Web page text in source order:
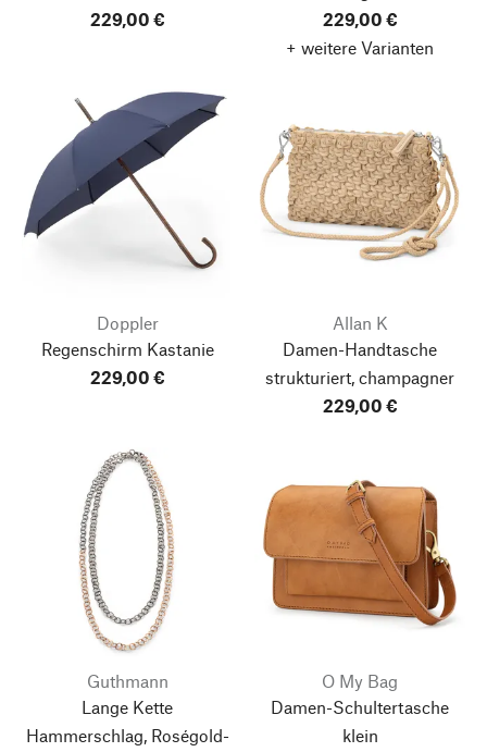
229,00 €
229,00 €
+ weitere Varianten
Doppler
Regenschirm Kastanie
229,00 €
Allan K
Damen-Handtasche
strukturiert, champagner
229,00 €
Guthmann
Lange Kette
Hammerschlag, Roségold-
O My Bag
Damen-Schultertasche
klein